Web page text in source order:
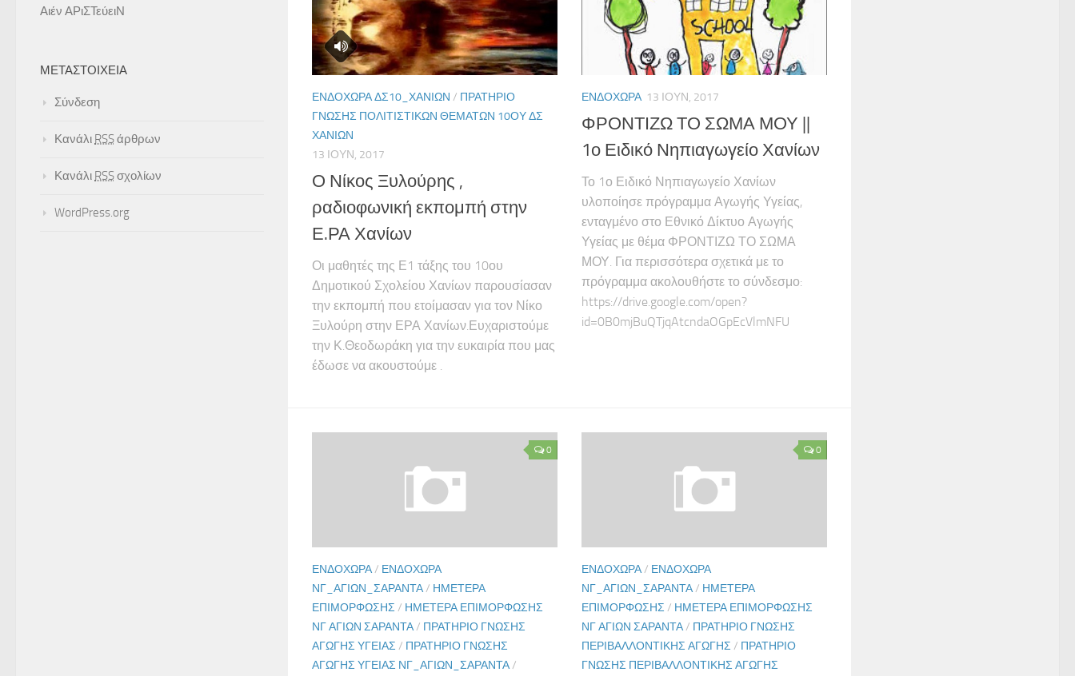
ΕΝΔΟΧΏΡΑ ΔΣ10_ΧΑΝΊΩΝ / ΠΡΑΤΉΡΙΟ
ΓΝΏΣΗΣ ΠΟΛΙΤΙΣΤΙΚΏΝ ΘΕΜΆΤΩΝ 10ΟΥ ΔΣ
ΧΑΝΊΩΝ
13 ΙΟΥΝ, 2017
Ο Νίκος Ξυλούρης ,
ραδιοφωνική εκπομπή στην
Ε.ΡΑ Χανίων
Οι μαθητές της Ε1 τάξης του 10ου
Δημοτικού Σχολείου Χανίων παρουσίασαν
την εκπομπή που ετοίμασαν για τον Νίκο
Ξυλούρη στην ΕΡΑ Χανίων.Ευχαριστούμε
την Κ.Θεοδωράκη για την ευκαιρία που μας
έδωσε να ακουστούμε .
ΕΝΔΟΧΏΡΑ 13 ΙΟΥΝ, 2017
ΦΡΟΝΤΙΖΩ ΤΟ ΣΩΜΑ ΜΟΥ ||
1ο Ειδικό Νηπιαγωγείο Χανίων
Το 1ο Ειδικό Νηπιαγωγείο Χανίων
υλοποίησε πρόγραμμα Αγωγής Υγείας,
ενταγμένο στο Εθνικό Δίκτυο Αγωγής
Υγείας με θέμα ΦΡΟΝΤΙΖΩ ΤΟ ΣΩΜΑ
ΜΟΥ. Για περισσότερα σχετικά με το
πρόγραμμα ακολουθήστε το σύνδεσμο:
https://drive.google.com/open?
id=0B0mjBuQTjqAtcndaOGpEcVlmNFU
0
ΕΝΔΟΧΏΡΑ/ ΕΝΔΟΧΏΡΑ
ΝΓ_ΑΓΊΩΝ_ΣΑΡΆΝΤΑ/ ΗΜΈΤΕΡΑ
ΕΠΙΜΌΡΦΩΣΗΣ / ΗΜΈΤΕΡΑ ΕΠΙΜΌΡΦΩΣΗΣ
ΝΓ ΑΓΊΩΝ ΣΑΡΆΝΤΑ/ ΠΡΑΤΉΡΙΟ ΓΝΏΣΗΣ
ΑΓΩΓΉΣ ΥΓΕΊΑΣ / ΠΡΑΤΉΡΙΟ ΓΝΏΣΗΣ
ΑΓΩΓΉΣ ΥΓΕΊΑΣ ΝΓ_ΑΓΊΩΝ_ΣΑΡΆΝΤΑ/
0
ΕΝΔΟΧΏΡΑ/ ΕΝΔΟΧΏΡΑ
ΝΓ_ΑΓΊΩΝ_ΣΑΡΆΝΤΑ/ ΗΜΈΤΕΡΑ
ΕΠΙΜΌΡΦΩΣΗΣ / ΗΜΈΤΕΡΑ ΕΠΙΜΌΡΦΩΣΗΣ
ΝΓ ΑΓΊΩΝ ΣΑΡΆΝΤΑ/ ΠΡΑΤΉΡΙΟ ΓΝΏΣΗΣ
ΠΕΡΙΒΑΛΛΟΝΤΙΚΉΣ ΑΓΩΓΉΣ / ΠΡΑΤΉΡΙΟ
ΓΝΏΣΗΣ ΠΕΡΙΒΑΛΛΟΝΤΙΚΉΣ ΑΓΩΓΉΣ
Αιέν ΑΡιΣΤεύειΝ
ΜΕΤΑΣΤΟΙΧΕΊΑ
Σύνδεση
Κανάλι RSSάρθρων
Κανάλι RSSσχολίων
WordPress.org